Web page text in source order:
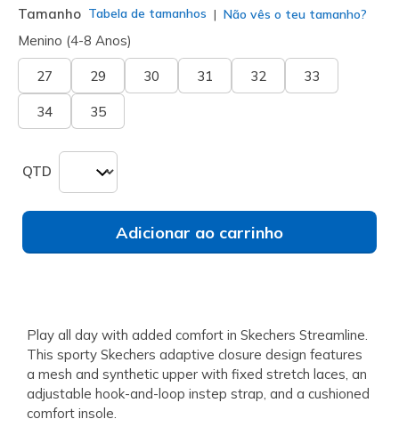
Tamanho Tabela de tamanhos Não vês o teu tamanho?
Menino (4-8 Anos)
27 29 30 31 32 33
34 35
QTD
Adicionar ao carrinho
Play all day with added comfort in Skechers Streamline.
This sporty Skechers adaptive closure design features
a mesh and synthetic upper with fixed stretch laces, an
adjustable hook-and-loop instep strap, and a cushioned
comfort insole.